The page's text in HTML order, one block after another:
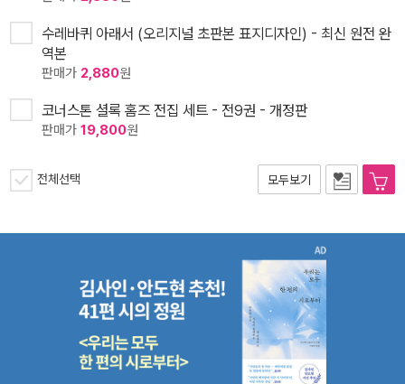
수레바퀴 아래서 (오리지널 초판본 표지디자인) - 최신 원전 완
역본
판매가 2,880원
코너스톤 셜록 홈즈 전집 세트 - 전9권 - 개정판
판매가 19,800원
전체선택 모두보기